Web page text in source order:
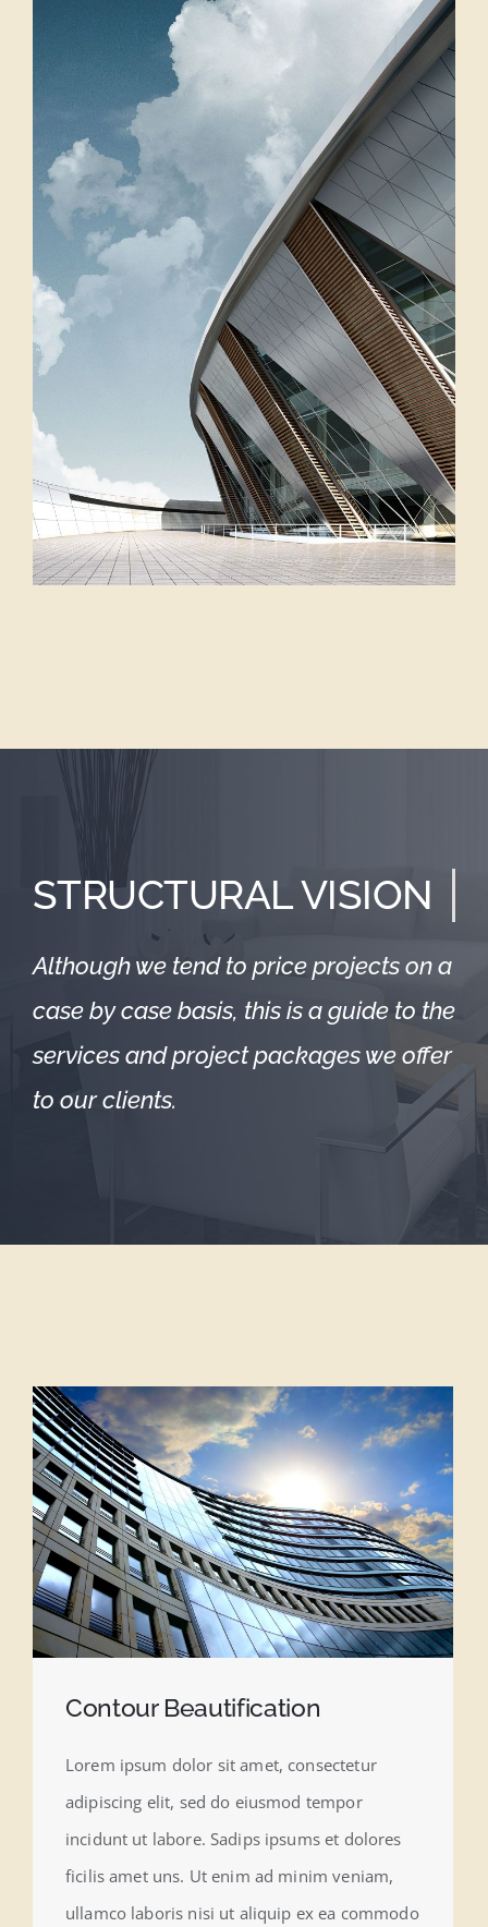
STRUCTURAL VISION
Although we tend to price projects on a
case by case basis, this is a guide to the
services and project packages we offer
to our clients.
Contour Beautification
Lorem ipsum dolor sit amet, consectetur
adipiscing elit, sed do eiusmod tempor
incidunt ut labore. Sadips ipsums et dolores
ficilis amet uns. Ut enim ad minim veniam,
ullamco laboris nisi ut aliquip ex ea commodo